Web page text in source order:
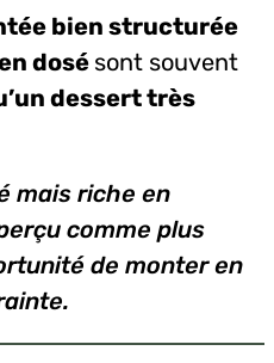
bien structurée
dosé sont souvent
dessert très
mais riche en
comme plus
de monter en